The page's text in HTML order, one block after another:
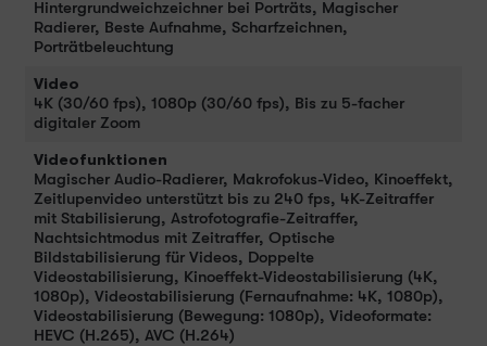
Hintergrundweichzeichner bei Porträts, Magischer
Radierer, Beste Aufnahme, Scharfzeichnen,
Porträtbeleuchtung
Video
4K (30/60 fps), 1080p (30/60 fps), Bis zu 5-facher
digitaler Zoom
Videofunktionen
Magischer Audio-Radierer, Makrofokus-Video, Kinoeffekt,
Zeitlupenvideo unterstützt bis zu 240 fps, 4K-Zeitraffer
mit Stabilisierung, Astrofotografie-Zeitraffer,
Nachtsichtmodus mit Zeitraffer, Optische
Bildstabilisierung für Videos, Doppelte
Videostabilisierung, Kinoeffekt-Videostabilisierung (4K,
1080p), Videostabilisierung (Fernaufnahme: 4K, 1080p),
Videostabilisierung (Bewegung: 1080p), Videoformate:
HEVC (H.265), AVC (H.264)